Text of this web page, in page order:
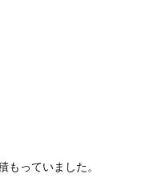
もっていました。